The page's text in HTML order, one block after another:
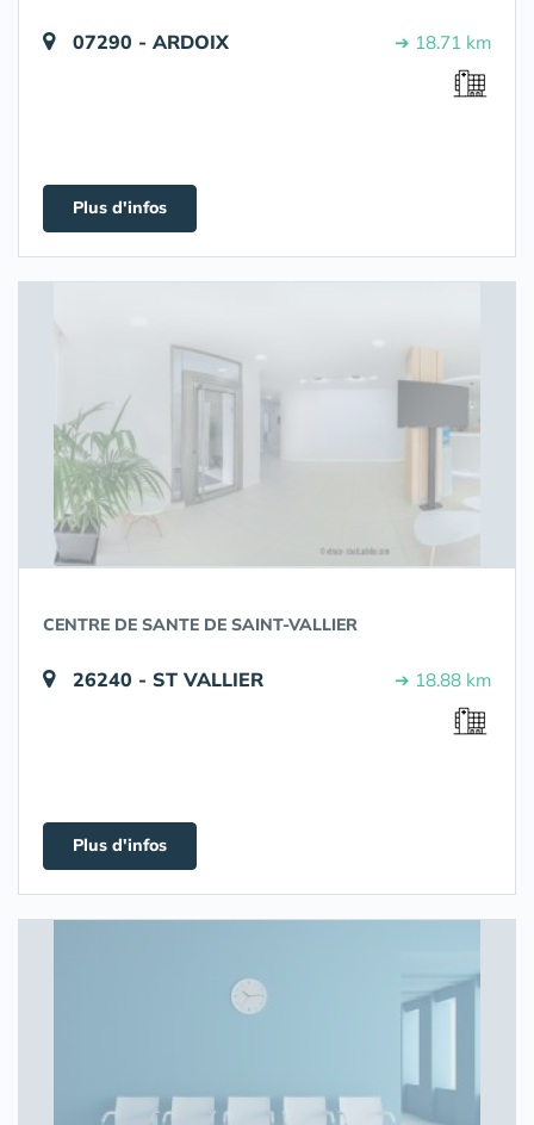
07290 - ARDOIX ➔ 18.71 km
Plus d'infos
CENTRE DE SANTE DE SAINT-VALLIER
26240 - ST VALLIER ➔ 18.88 km
Plus d'infos